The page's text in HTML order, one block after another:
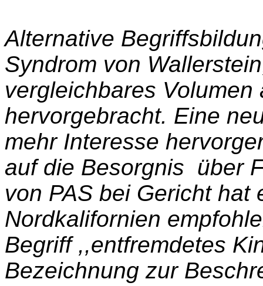
Alternative
Syndrom von
vergleichbares Volumen
hervorgebracht. Eine
mehr Interesse
auf die Besorgnis über
von PAS bei Gericht hat
Nordkalifornien
Begriff ,,entfremdetes
Bezeichnung zur